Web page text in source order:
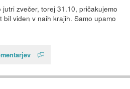
zvečer, torej 31.10, pričakujemo
viden v naih krajih. Samo upamo